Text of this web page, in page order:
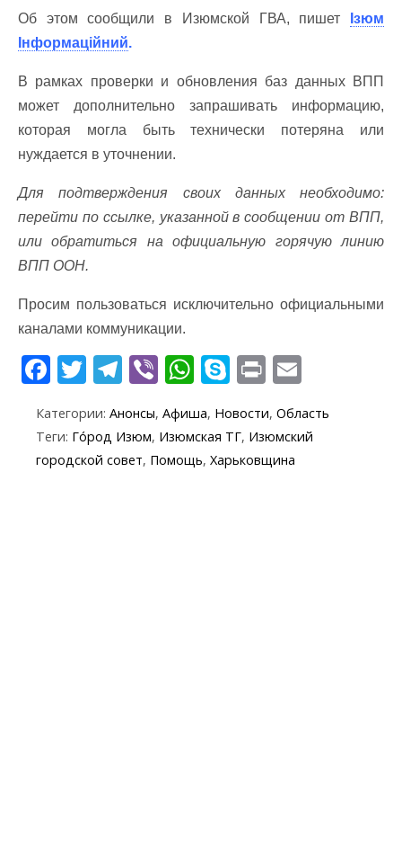
Об этом сообщили в Изюмской ГВА, пишет
Ізюм
Інформаційний.
В рамках проверки и обновления баз данных ВПП
может дополнительно запрашивать информацию,
которая могла быть технически потеряна или
нуждается в уточнении.
Для подтверждения своих данных необходимо:
перейти по ссылке, указанной в сообщении от ВПП,
или обратиться на официальную горячую линию
ВПП ООН.
Просим пользоваться исключительно официальными
каналами коммуникации.
F
e
b
T
itt
er
T
e
gr
Vi
b
er
W
at
s
S
y
p
Pr
in
t ai
Категории: Анонсы, Афиша, Новости, Область
Теги: Го́род Изюм, Изюмская ТГ, Изюмский
городской совет, Помощь, Харьковщина